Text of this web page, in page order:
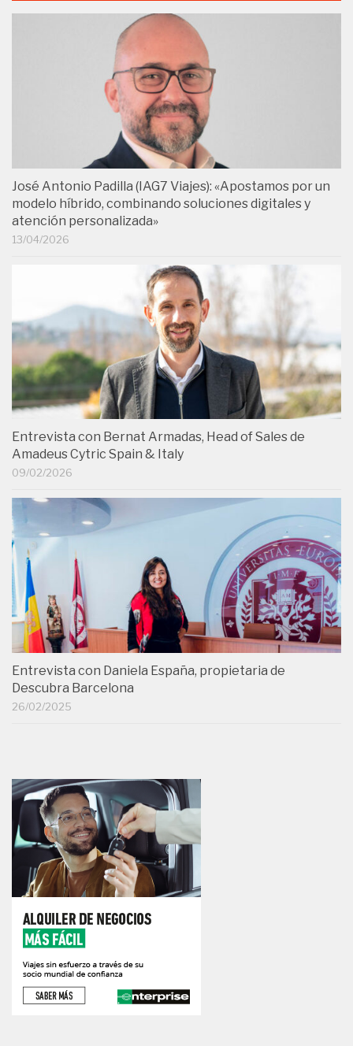
José Antonio Padilla (IAG7 Viajes): «Apostamos por un
modelo híbrido, combinando soluciones digitales y
atención personalizada»
13/04/2026
Entrevista con Bernat Armadas, Head of Sales de
Amadeus Cytric Spain & Italy
09/02/2026
Entrevista con Daniela España, propietaria de
Descubra Barcelona
26/02/2025